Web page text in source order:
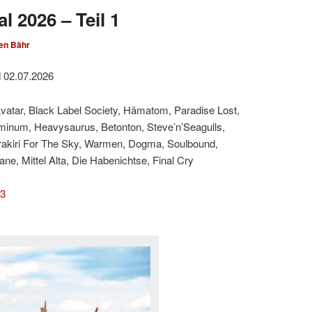
2026 – Teil 1
Bähr
Black Label Society, Hämatom, Paradise Lost,
Heavysaurus, Betonton, Steve’n’Seagulls,
For The Sky, Warmen, Dogma, Soulbound,
Mittel Alta, Die Habenichtse, Final Cry